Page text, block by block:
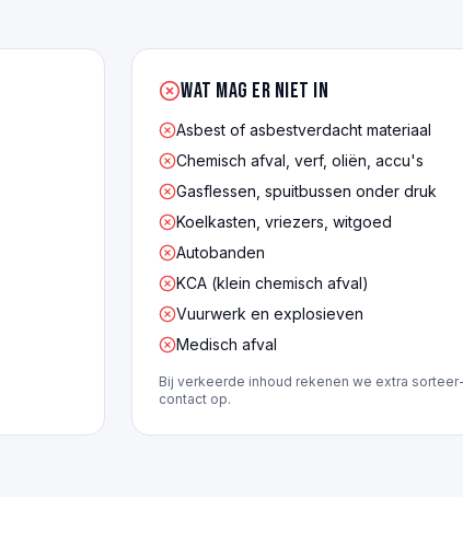
Wat mag er NIET in
Asbest of asbestverdacht materiaal
Chemisch afval, verf, oliën, accu's
Gasflessen, spuitbussen onder druk
Koelkasten, vriezers, witgoed
Autobanden
KCA (klein chemisch afval)
Vuurwerk en explosieven
Medisch afval
Bij verkeerde inhoud rekenen we extra
contact op.